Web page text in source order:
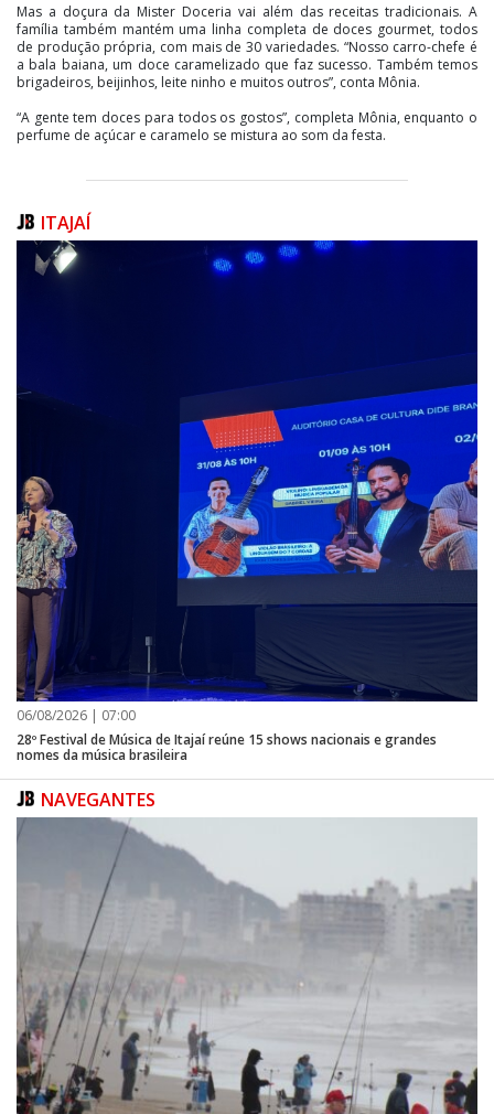
Mas a doçura da Mister Doceria vai além das receitas tradicionais. A
família também mantém uma linha completa de doces gourmet, todos
de produção própria, com mais de 30 variedades. “Nosso carro-chefe é
a bala baiana, um doce caramelizado que faz sucesso. Também temos
brigadeiros, beijinhos, leite ninho e muitos outros”, conta Mônia.
“A gente tem doces para todos os gostos”, completa Mônia, enquanto o
perfume de açúcar e caramelo se mistura ao som da festa.
ITAJAÍ
06/08/2026 | 07:00
28º Festival de Música de Itajaí reúne 15 shows nacionais e grandes
nomes da música brasileira
NAVEGANTES